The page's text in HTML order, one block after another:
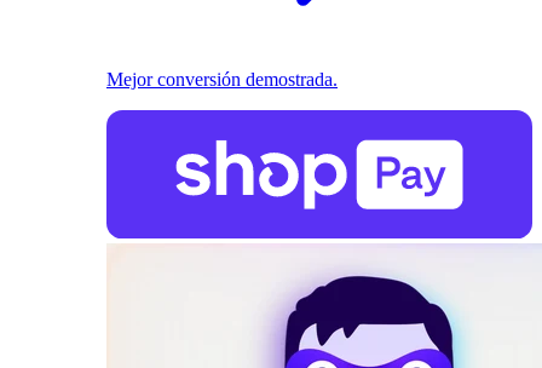
Mejor conversión demostrada.